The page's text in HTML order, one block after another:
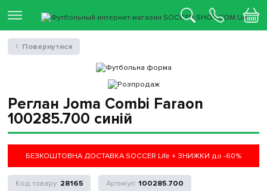
Реглан Joma Combi Faraon
100285.700 синій
БЕЗКОШТОВНА ДОСТАВКА SOCCER Life + ЗНИЖКИ до -60%
28165 100285.700
Повернутися